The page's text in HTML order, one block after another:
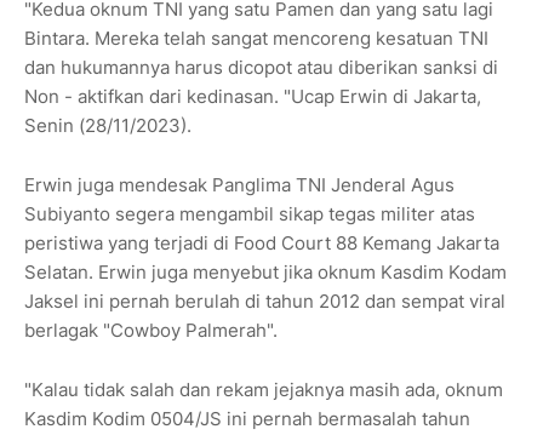
"Kedua oknum TNI yang satu Pamen dan yang satu lagi
Bintara. Mereka telah sangat mencoreng kesatuan TNI
dan hukumannya harus dicopot atau diberikan sanksi di
Non - aktifkan dari kedinasan. "Ucap Erwin di Jakarta,
Senin (28/11/2023).
Erwin juga mendesak Panglima TNI Jenderal Agus
Subiyanto segera mengambil sikap tegas militer atas
peristiwa yang terjadi di Food Court 88 Kemang Jakarta
Selatan. Erwin juga menyebut jika oknum Kasdim Kodam
Jaksel ini pernah berulah di tahun 2012 dan sempat viral
berlagak "Cowboy Palmerah".
"Kalau tidak salah dan rekam jejaknya masih ada, oknum
Kasdim Kodim 0504/JS ini pernah bermasalah tahun